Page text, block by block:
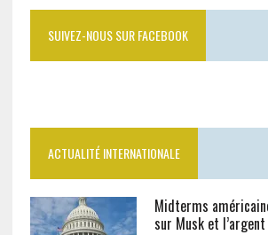
SUIVEZ-NOUS SUR FACEBOOK
ACTUALITÉ INTERNATIONALE
Midterms
sur Musk et l’argent